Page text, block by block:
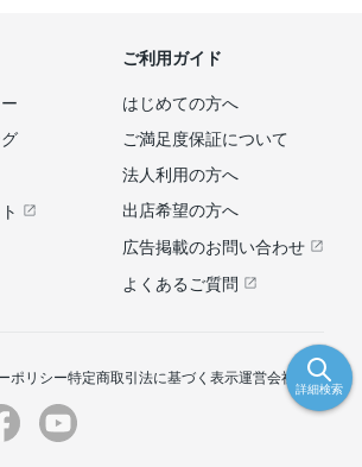
詳細検索
ご利用ガイド
はじめての方へ
ご満足度保証について
法人利用の方へ
出店希望の方へ
広告掲載のお問い合わせ
よくあるご質問
ポリシー特定商取引法に基づく表示運営会社